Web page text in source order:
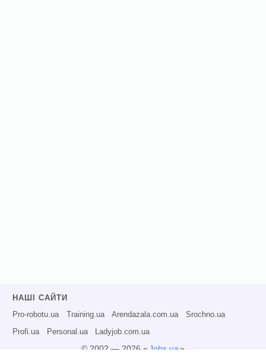
НАШІ САЙТИ
Pro-robotu.ua Training.ua Arendazala.com.ua Srochno.ua
Profi.ua Personal.ua Ladyjob.com.ua
© 2002 — 2026 « Jobs.ua»